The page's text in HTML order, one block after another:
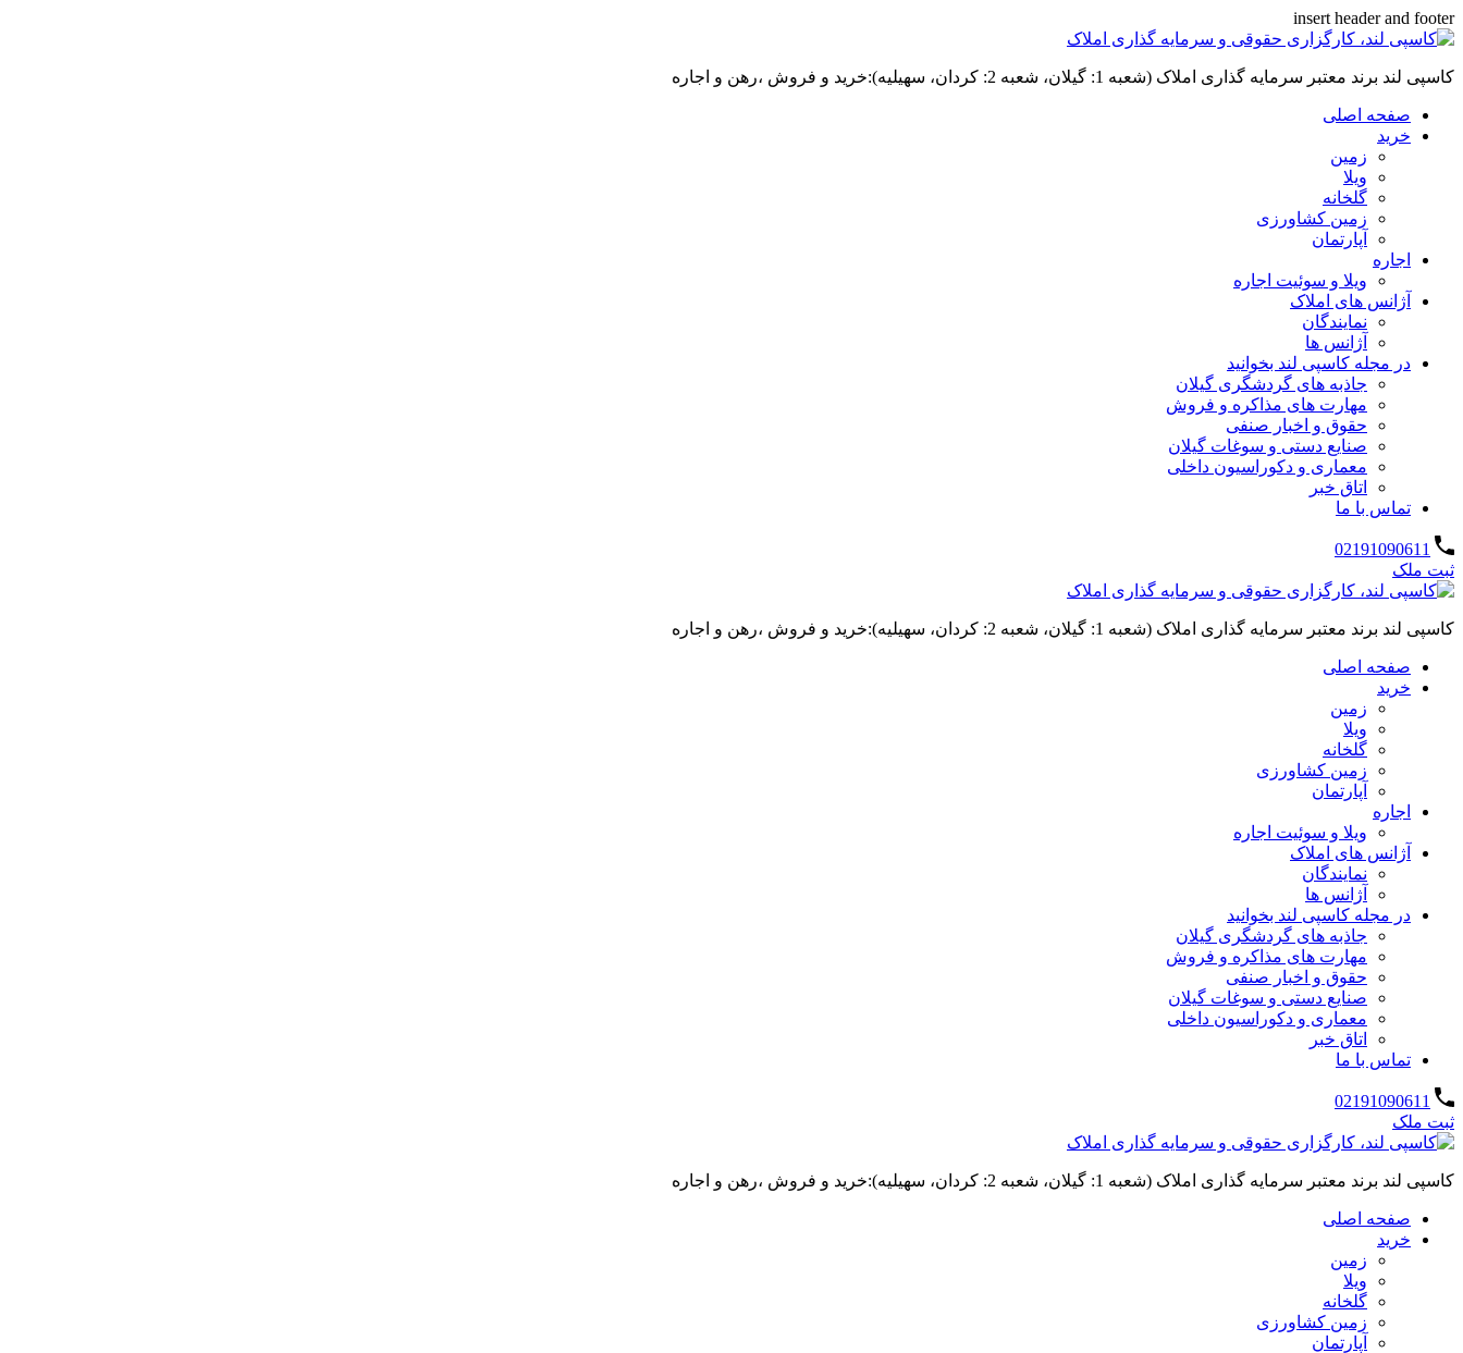
insert header and footer
کاسپی لند برند معتبر سرمایه گذاری املاک (شعبه 1: گیلان، شعبه 2: کردان، سهیلیه):خرید و فروش ،رهن و اجاره
صفحه اصلی
خرید
زمین
ویلا
گلخانه
زمین کشاورزی
آپارتمان
اجاره
ویلا و سوئیت اجاره
آژانس های املاک
نمایندگان
آژانس ها
در مجله کاسپی لند بخوانید
جاذبه های گردشگری گیلان
مهارت های مذاکره و فروش
حقوق و اخبار صنفی
صنایع دستی و سوغات گیلان
معماری و دکوراسیون داخلی
اتاق خبر
تماس با ما
02191090611
ثبت ملک
کاسپی لند برند معتبر سرمایه گذاری املاک (شعبه 1: گیلان، شعبه 2: کردان، سهیلیه):خرید و فروش ،رهن و اجاره
صفحه اصلی
خرید
زمین
ویلا
گلخانه
زمین کشاورزی
آپارتمان
اجاره
ویلا و سوئیت اجاره
آژانس های املاک
نمایندگان
آژانس ها
در مجله کاسپی لند بخوانید
جاذبه های گردشگری گیلان
مهارت های مذاکره و فروش
حقوق و اخبار صنفی
صنایع دستی و سوغات گیلان
معماری و دکوراسیون داخلی
اتاق خبر
تماس با ما
02191090611
ثبت ملک
کاسپی لند برند معتبر سرمایه گذاری املاک (شعبه 1: گیلان، شعبه 2: کردان، سهیلیه):خرید و فروش ،رهن و اجاره
صفحه اصلی
خرید
زمین
ویلا
گلخانه
زمین کشاورزی
آپارتمان